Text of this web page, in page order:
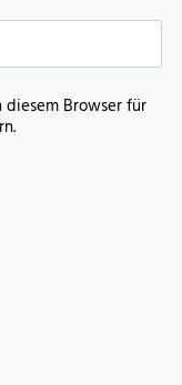
diesem Browser für